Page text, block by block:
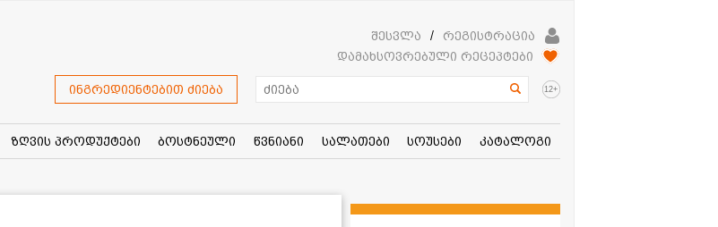
შესვლა /
რეგისტრაცია
დამახსოვრებული რეცეპტები
ინგრედიენტებით ძიება 12+
ზღვის პროდუქტები ბოსტნეული წვნიანი სალათები სოუსები კატალოგი